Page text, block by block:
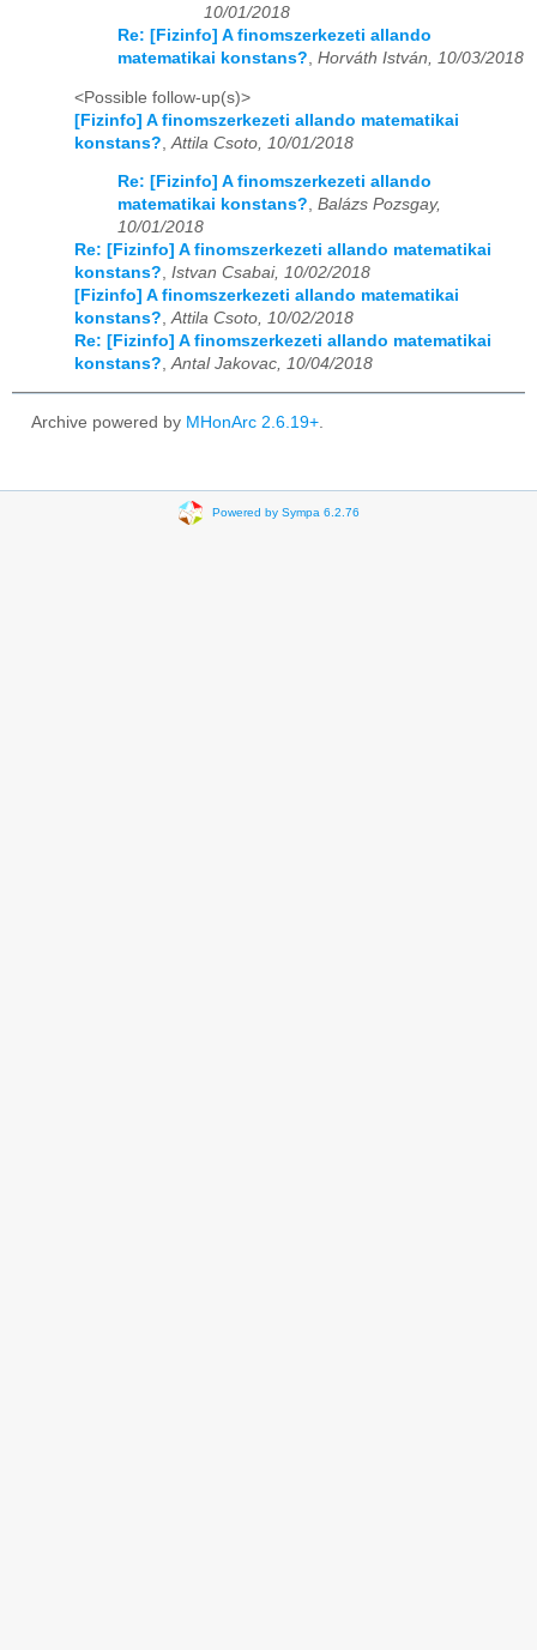
10/01/2018
Re: [Fizinfo] A finomszerkezeti allando
matematikai konstans? Horváth István, 10/03/2018
<Possible follow-up(s)>
[Fizinfo] A finomszerkezeti allando matematikai
konstans? Attila Csoto, 10/01/2018
Re: [Fizinfo] A finomszerkezeti allando
matematikai konstans?, Balázs Pozsgay,
10/01/2018
Re: [Fizinfo] A finomszerkezeti allando matematikai
konstans?, Istvan Csabai, 10/02/2018
[Fizinfo] A finomszerkezeti allando matematikai
konstans?,Attila Csoto, 10/02/2018
Re: [Fizinfo] A finomszerkezeti allando matematikai
konstans?,Antal Jakovac, 10/04/2018
Archive powered by MHonArc 2.6.19+.
Powered by Sympa 6.2.76